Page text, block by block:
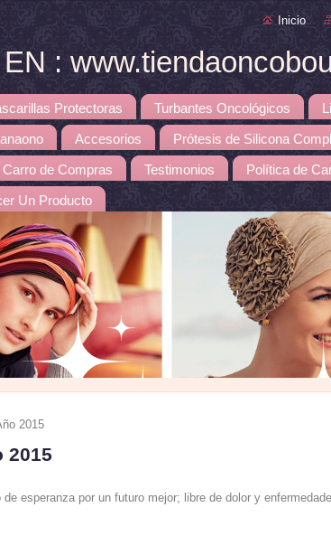
Inicio
:
Protectoras Turbantes Oncológicos
Accesorios Prótesis de Silicona
Carro de Compras Testimonios Política de
Un Producto
2015
2015
de esperanza por un futuro mejor; libre de dolor y